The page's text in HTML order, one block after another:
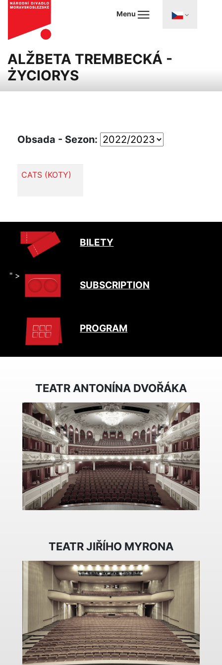
Menu
ALŽBETA TREMBECKÁ -
ŻYCIORYS
Obsada - Sezon:
CATS (KOTY)
BILETY
" >
SUBSCRIPTION
PROGRAM
TEATR ANTONÍNA DVOŘÁKA
TEATR JIŘÍHO MYRONA